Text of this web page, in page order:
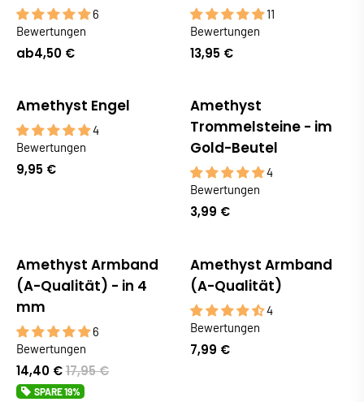
6
Bewertungen
ab4,50 €
11
Bewertungen
13,95 €
Amethyst Engel
4
Bewertungen
9,95 €
Amethyst
Trommelsteine - im
Gold-Beutel
4
Bewertungen
3,99 €
Sale
Amethyst Armband
(A-Qualität) - in 4
mm
6
Bewertungen
17,95 €
14,40 €
SPARE19%
Amethyst Armband
(A-Qualität)
4
Bewertungen
7,99 €